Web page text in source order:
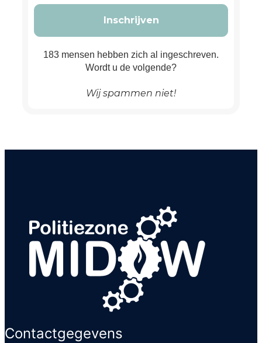
183 mensen hebben zich al ingeschreven.
Wordt u de volgende?
Wij spammen niet!
Contactgegevens